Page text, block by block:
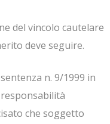
del vincolo cautelare
deve seguire.
n. 9/1999 in
che soggetto